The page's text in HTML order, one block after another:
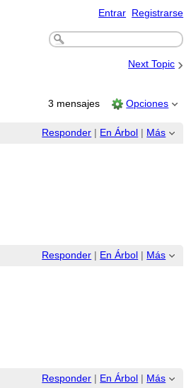
Entrar Registrarse
Next Topic ›
3 mensajes Opciones
Responder | En Árbol | Más
Responder En Árbol Más
Responder | En Árbol | Más